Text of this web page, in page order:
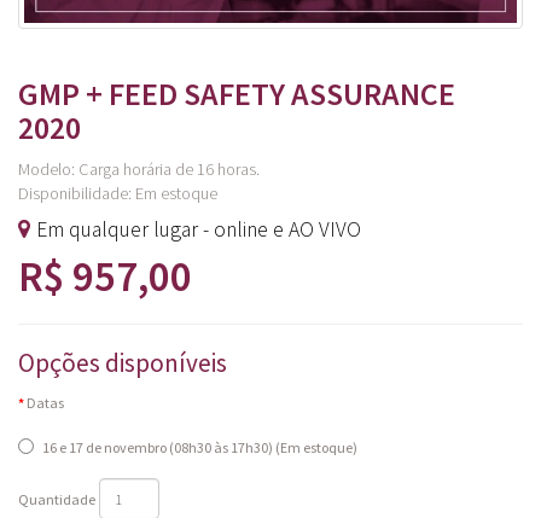
GMP + FEED SAFETY ASSURANCE
2020
Modelo: Carga horária de 16 horas.
Disponibilidade: Em estoque
Em qualquer lugar - online e AO VIVO
R$ 957,00
Opções disponíveis
Datas
16 e 17 de novembro (08h30 às 17h30) (Em estoque)
Quantidade